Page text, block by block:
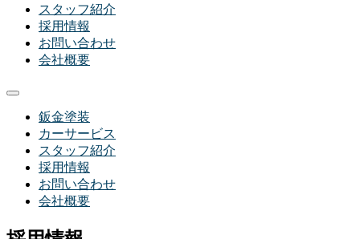
スタッフ紹介
採用情報
お問い合わせ
会社概要
メ
鈑金塗装
カーサービス
スタッフ紹介
採用情報
お問い合わせ
会社概要